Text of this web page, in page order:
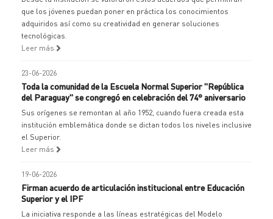
que los jóvenes puedan poner en práctica los conocimientos
adquiridos así como su creatividad en generar soluciones
tecnológicas.
Leer más
23-06-2026
Toda la comunidad de la Escuela Normal Superior "República
del Paraguay" se congregó en celebración del 74° aniversario
Sus orígenes se remontan al año 1952, cuando fuera creada esta
institución emblemática donde se dictan todos los niveles inclusive
el Superior.
Leer más
19-06-2026
Firman acuerdo de articulación institucional entre Educación
Superior y el IPF
La iniciativa responde a las líneas estratégicas del Modelo